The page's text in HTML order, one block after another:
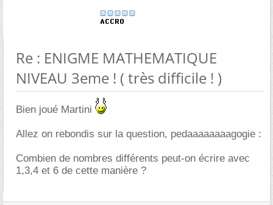
Re : ENIGME MATHEMATIQUE
NIVEAU 3eme ! ( très difficile ! )
Bien joué Martini
Allez on rebondis sur la question, pedaaaaaaaagogie :
Combien de nombres différents peut-on écrire avec
1,3,4 et 6 de cette manière ?